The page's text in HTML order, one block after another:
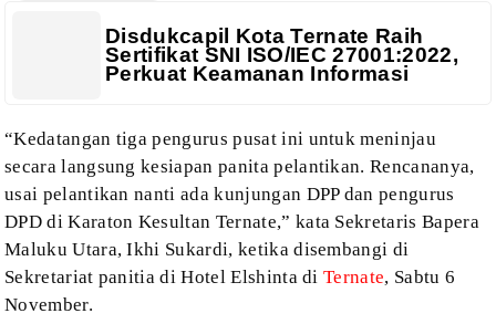
Disdukcapil Kota Ternate Raih
Sertifikat SNI ISO/IEC 27001:2022,
Perkuat Keamanan Informasi
“Kedatangan tiga pengurus pusat ini untuk meninjau
secara langsung kesiapan panita pelantikan. Rencananya,
usai pelantikan nanti ada kunjungan DPP dan pengurus
DPD di Karaton Kesultan Ternate,” kata Sekretaris Bapera
Maluku Utara, Ikhi Sukardi, ketika disembangi di
Sekretariat panitia di Hotel Elshinta diTernate, Sabtu 6
November.